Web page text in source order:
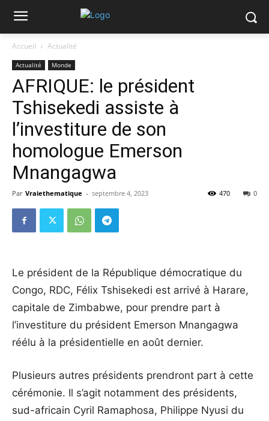
Accueil Actualité
Actualité Monde
AFRIQUE: le président
Tshisekedi assiste à
l’investiture de son
homologue Emerson
Mnangagwa
Par Vraiethematique - septembre 4, 2023 0
470
Le président de la République démocratique du
Congo, RDC, Félix Tshisekedi est arrivé à Harare,
capitale de Zimbabwe, pour prendre part à
l’investiture du président Emerson Mnangagwa
réélu à la présidentielle en août dernier.
Plusieurs autres présidents prendront part à cette
cérémonie. Il s’agit notamment des présidents,
sud-africain Cyril Ramaphosa, Philippe Nyusi du